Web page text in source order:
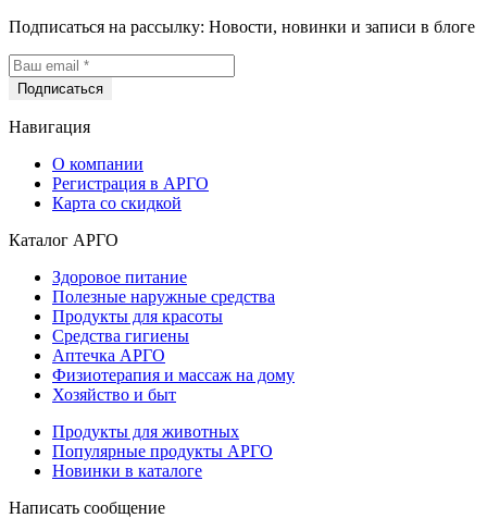
Подписаться на рассылку: Новости, новинки и записи в блоге
Навигация
О компании
Регистрация в АРГО
Карта со скидкой
Каталог АРГО
Здоровое питание
Полезные наружные средства
Продукты для красоты
Средства гигиены
Аптечка АРГО
Физиотерапия и массаж на дому
Хозяйство и быт
Продукты для животных
Популярные продукты АРГО
Новинки в каталоге
Написать сообщение